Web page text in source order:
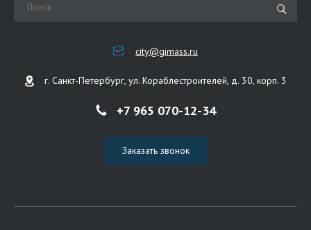
city@gimass.ru
г. Санкт-Петербург, ул. Кораблестроителей, д. 30, корп. 3
+7 965 070-12-34
Заказать звонок